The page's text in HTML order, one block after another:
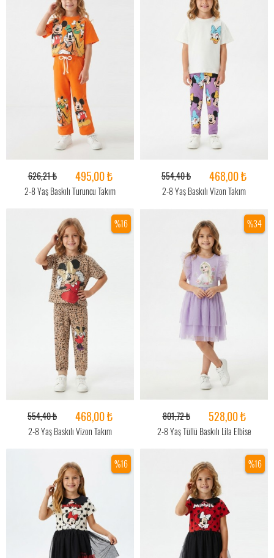
626,21 ₺ 495,00 ₺
2-8 Yaş Baskılı Turuncu Takım
554,40 ₺ 468,00 ₺
2-8 Yaş Baskılı Vizon Takım
%16
554,40 ₺ 468,00 ₺
2-8 Yaş Baskılı Vizon Takım
%34
801,72 ₺ 528,00 ₺
2-8 Yaş Tüllü Baskılı Lila Elbise
%16 %16